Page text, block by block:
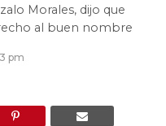
Morales, dijo que
al buen nombre
pm